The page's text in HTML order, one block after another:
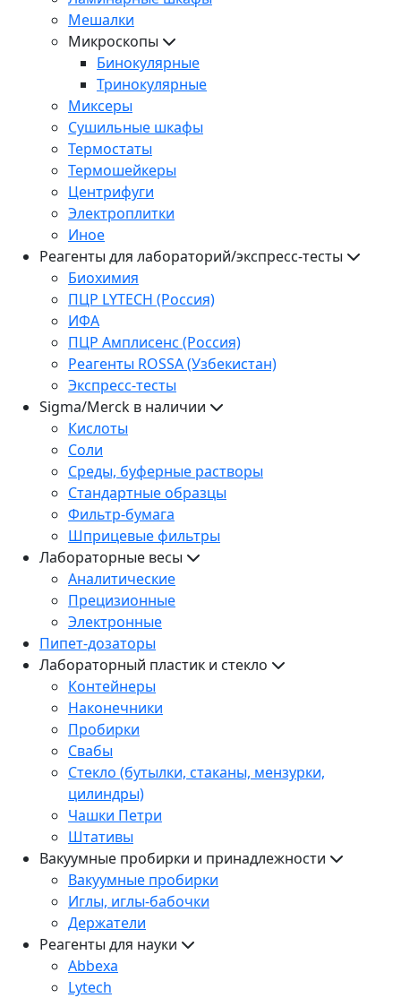
Мешалки
Микроскопы
Бинокулярные
Тринокулярные
Миксеры
Сушильные шкафы
Термостаты
Термошейкеры
Центрифуги
Электроплитки
Иное
Реагенты для лабораторий/экспресс-тесты
Биохимия
ПЦР LYTECH (Россия)
ИФА
ПЦР Амплисенс (Россия)
Реагенты ROSSA (Узбекистан)
Экспресс-тесты
Sigma/Merck в наличии
Кислоты
Соли
Среды, буферные растворы
Стандартные образцы
Фильтр-бумага
Шприцевые фильтры
Лабораторные весы
Аналитические
Прецизионные
Электронные
Пипет-дозаторы
Лабораторный пластик и стекло
Контейнеры
Наконечники
Пробирки
Свабы
Стекло (бутылки, стаканы, мензурки,
цилиндры)
Чашки Петри
Штативы
Вакуумные пробирки и принадлежности
Вакуумные пробирки
Иглы, иглы-бабочки
Держатели
Реагенты для науки
Abbexa
Lytech